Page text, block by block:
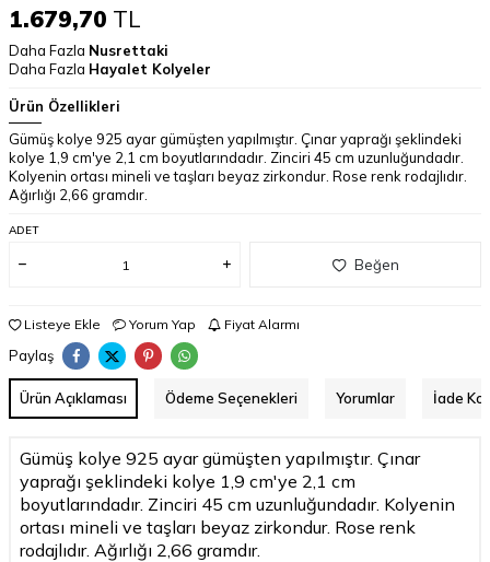
1.679,70 TL
Daha Fazla Nusrettaki
Daha Fazla Hayalet Kolyeler
Ürün Özellikleri
Gümüş kolye 925 ayar gümüşten yapılmıştır. Çınar yaprağı şeklindeki
kolye 1,9 cm'ye 2,1 cm boyutlarındadır. Zinciri 45 cm uzunluğundadır.
Kolyenin ortası mineli ve taşları beyaz zirkondur. Rose renk rodajlıdır.
Ağırlığı 2,66 gramdır.
ADET
Beğen
Listeye Ekle Yorum Yap Fiyat Alarmı
Paylaş
Ürün Açıklaması Ödeme Seçenekleri Yorumlar İade
Gümüş kolye 925 ayar gümüşten yapılmıştır. Çınar
yaprağı şeklindeki kolye 1,9 cm'ye 2,1 cm
boyutlarındadır. Zinciri 45 cm uzunluğundadır. Kolyenin
ortası mineli ve taşları beyaz zirkondur. Rose renk
rodajlıdır. Ağırlığı 2,66 gramdır.